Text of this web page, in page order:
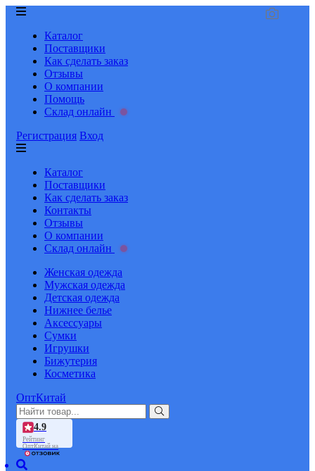
Каталог
Поставщики
Как сделать заказ
Отзывы
О компании
Помощь
Склад онлайн
Регистрация Вход
Каталог
Поставщики
Как сделать заказ
Контакты
Отзывы
О компании
Склад онлайн
Женская одежда
Мужская одежда
Детская одежда
Нижнее белье
Аксессуары
Сумки
Игрушки
Бижутерия
Косметика
ОптКитай
4.9
Рейтинг
ОптКитай на